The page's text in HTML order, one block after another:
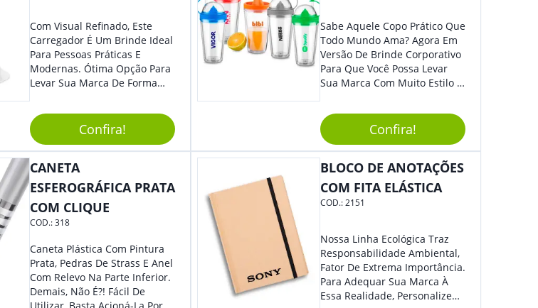
Com Visual Refinado, Este
Carregador É Um Brinde Ideal
Para Pessoas Práticas E
Modernas. Ótima Opção Para
Levar Sua Marca De Forma
Sua Empresa Em Eventos,
Reuniões Corporativas Ou Até
Mesmo Para Presentear
Colaboradores E Parceiros De
Sua Empresa.
Confira!
Sabe Aquele Copo Prático Que
Todo Mundo Ama? Agora Em
Versão De Brinde Corporativo
Para Que Você Possa Levar
Sua Marca Com Muito Estilo E
Praticidade À Eventos E Feiras
De Exposição.Confira!
CANETA
ESFEROGRÁFICA PRATA
COM CLIQUE
COD.:318
Caneta Plástica Com Pintura
Prata, Pedras De Strass E Anel
Com Relevo Na Parte Inferior.
Demais, Não É?! Fácil De
BLOCO DE ANOTAÇÕES
COM FITA ELÁSTICA
COD.:2151
Nossa Linha Ecológica Traz
Responsabilidade Ambiental,
Fator De Extrema Importância.
Para Adequar Sua Marca À
Essa Realidade, Personalize